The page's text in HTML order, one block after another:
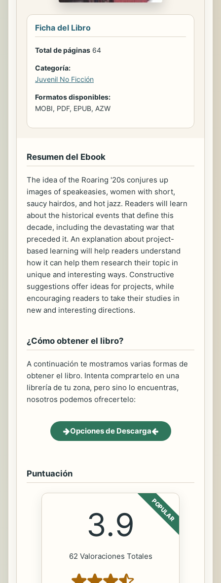
Ficha del Libro
Total de páginas 64
Categoría:
Juvenil No Ficción
Formatos disponibles:
MOBI, PDF, EPUB, AZW
Resumen del Ebook
The idea of the Roaring '20s conjures up
images of speakeasies, women with short,
saucy hairdos, and hot jazz. Readers will learn
about the historical events that define this
decade, including the devastating war that
preceded it. An explanation about project-
based learning will help readers understand
how it can help them research their topic in
unique and interesting ways. Constructive
suggestions offer ideas for projects, while
encouraging readers to take their studies in
new and interesting directions.
¿Cómo obtener el libro?
A continuación te mostramos varias formas de
obtener el libro. Intenta comprartelo en una
librería de tu zona, pero sino lo encuentras,
nosotros podemos ofrecertelo:
Opciones de Descarga
Puntuación
POPULAR
3.9
62 Valoraciones Totales